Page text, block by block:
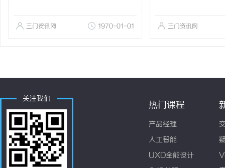
三门资讯网 1970-01-01 三门资讯网
关注我们
热门课程
产品经理
人工智能
UXD全能设计